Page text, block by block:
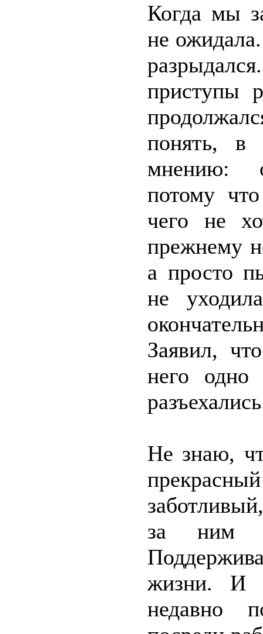
Когда мы
не
приступы
понять,
мнению:
потому
чего не
прежнему
а просто
не
Заявил,
него
Не знаю,
за ним
жизни. И
недавно